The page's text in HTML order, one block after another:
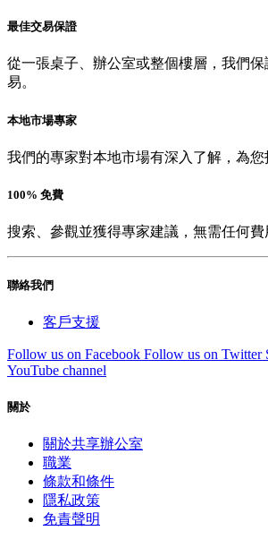
最佳交易保證
從一張桌子、辦公室或整個樓層，我們
易。
本地市場專家
我們的專家對本地市場有深入了解，為您
100% 免費
搜索、參觀並獲得專家建議，無需任何費
聯絡我們
客戶支援
Follow us on Facebook Follow us on Twitter
YouTube channel
關於
關於共享辦公室
職業
條款和條件
隱私政策
免責聲明